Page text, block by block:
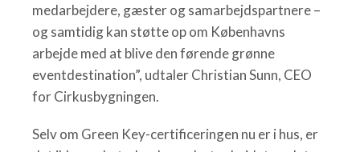
medarbejdere, gæster og samarbejdspartnere –
og samtidig kan støtte op om Københavns
arbejde med at blive den førende grønne
eventdestination”, udtaler Christian Sunn, CEO
for Cirkusbygningen.
Selv om Green Key-certificeringen nu er i hus, er